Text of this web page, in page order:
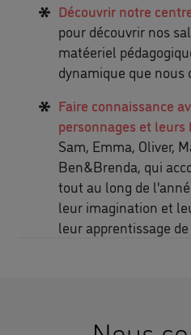
Découvrir notre
pour découvrir nos
matéeriel
dynamique que nous
Faire connaissance
personnages et leurs
Sam, Emma, Oliver,
Ben&Brenda, qui
tout au long de
leur imagination et
leur apprentissage